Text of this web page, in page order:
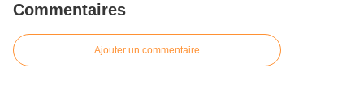
Commentaires
Ajouter un commentaire